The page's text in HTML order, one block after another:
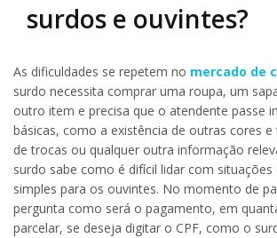
surdos e ouvintes?
As dificuldades se repetem no mercado de
surdo necessita comprar uma roupa, um
outro item e precisa que o atendente passe
básicas, como a existência de outras cores
de trocas ou qualquer outra informação
surdo sabe como é difícil lidar com
simples para os ouvintes. No momento de
pergunta como será o pagamento, em
parcelar, se deseja digitar o CPF, como o